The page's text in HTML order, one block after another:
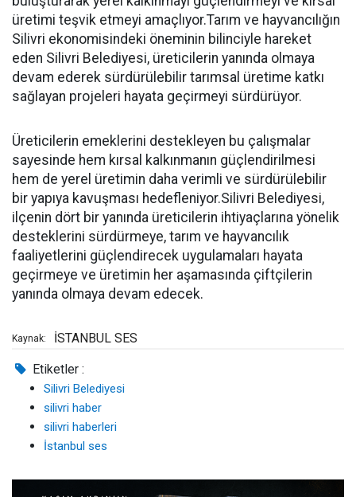
üretimi teşvik etmeyi amaçlıyor.Tarım ve hayvancılığın
Silivri ekonomisindeki öneminin bilinciyle hareket
eden Silivri Belediyesi, üreticilerin yanında olmaya
devam ederek sürdürülebilir tarımsal üretime katkı
sağlayan projeleri hayata geçirmeyi sürdürüyor.
Üreticilerin emeklerini destekleyen bu çalışmalar
sayesinde hem kırsal kalkınmanın güçlendirilmesi
hem de yerel üretimin daha verimli ve sürdürülebilir
bir yapıya kavuşması hedefleniyor.Silivri Belediyesi,
ilçenin dört bir yanında üreticilerin ihtiyaçlarına yönelik
desteklerini sürdürmeye, tarım ve hayvancılık
faaliyetlerini güçlendirecek uygulamaları hayata
geçirmeye ve üretimin her aşamasında çiftçilerin
yanında olmaya devam edecek.
Kaynak: İSTANBUL SES
Etiketler :
Silivri Belediyesi
silivri haber
silivri haberleri
İstanbul ses